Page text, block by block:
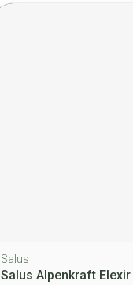
Salus
Salus Alpenkraft